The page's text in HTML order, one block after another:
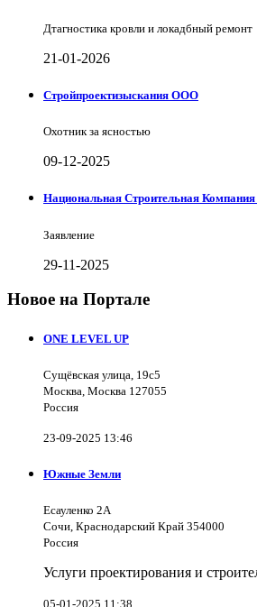
Дтагностика кровли и локадбный ремонт
21-01-2026
Стройпроектизыскания ООО
Охотник за ясностью
09-12-2025
Национальная Строительная
Заявление
29-11-2025
Новое на Портале
ONE LEVEL UP
Сущёвская улица, 19с5
Москва, Москва 127055
Россия
23-09-2025 13:46
Южные Земли
Есауленко 2А
Сочи, Краснодарский Край 354000
Россия
Услуги проектирования и
05-01-2025 11:38